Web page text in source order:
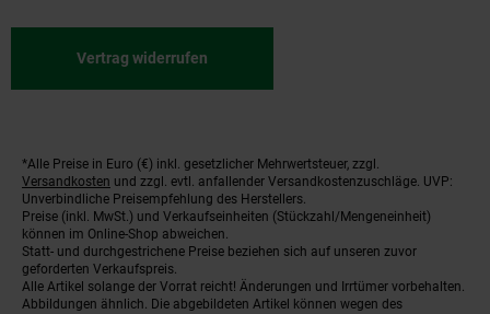
Vertrag widerrufen
Fußnoten
*Alle Preise in Euro (€) inkl. gesetzlicher Mehrwertsteuer, zzgl.
Versandkosten und zzgl. evtl. anfallender Versandkostenzuschläge. UVP:
Unverbindliche Preisempfehlung des Herstellers.
Preise (inkl. MwSt.) und Verkaufseinheiten (Stückzahl/Mengeneinheit)
können im Online-Shop abweichen.
Statt- und durchgestrichene Preise beziehen sich auf unseren zuvor
geforderten Verkaufspreis.
Alle Artikel solange der Vorrat reicht! Änderungen und Irrtümer vorbehalten.
Abbildungen ähnlich. Die abgebildeten Artikel können wegen des